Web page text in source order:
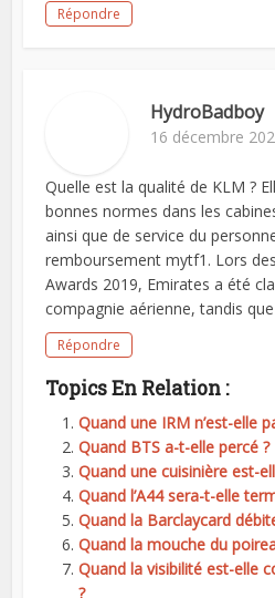
Répondre
HydroBadboy
16 décembre
Quelle est la qualité de KLM ?
bonnes normes dans les
ainsi que de service du
remboursement mytf1. Lors
Awards 2019, Emirates a été
compagnie aérienne, tandis
Répondre
Topics En Relation :
Quand une IRM n’est-elle
Quand BTS a-t-elle percé ?
Quand une cuisinière est-
Quand l’A44 sera-t-elle
Quand la Barclaycard
Quand la mouche du
Quand la visibilité est-elle
?